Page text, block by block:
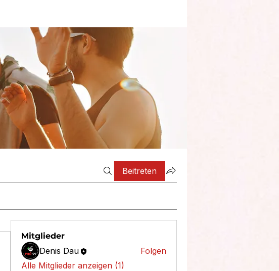
Beitreten
Mitglieder
Denis Dau
Folgen
Alle Mitglieder anzeigen (1)